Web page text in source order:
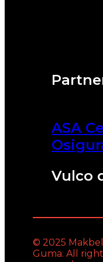
ASA
Vulco
© 2025 Makbel
Guma. All